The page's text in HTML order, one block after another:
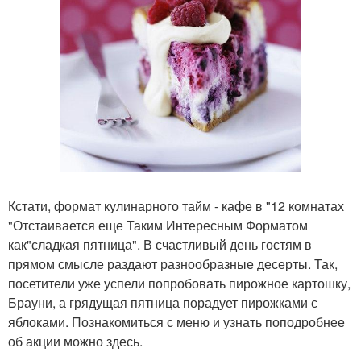
Кстати, формат кулинарного тайм - кафе в "12 комнатах
"Отстаивается еще Таким Интересным Форматом
как"сладкая пятница". В счастливый день гостям в
прямом смысле раздают разнообразные десерты. Так,
посетители уже успели попробовать пирожное картошку,
Брауни, а грядущая пятница порадует пирожками с
яблоками. Познакомиться с меню и узнать поподробнее
об акции можно здесь.